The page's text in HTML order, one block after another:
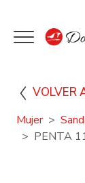
VOLVER
Mujer
PENTA